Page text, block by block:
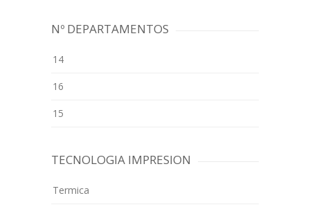
Nº DEPARTAMENTOS
14
16
15
TECNOLOGIA IMPRESION
Termica